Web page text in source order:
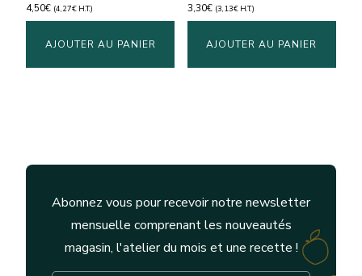
4,50€ (4,27€ H.T.)
AJOUTER AU PANIER
3,30€ (3,13€H.T.)
AJOUTER AU PANIER
Abonnez vous pour recevoir notre newsletter
mensuelle comprenant les nouveautés
magasin, l'atelier du mois et une recette !